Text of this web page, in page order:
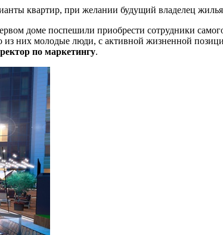
квартир, при желании будущий владелец
доме поспешили приобрести сотрудники
них молодые люди, с активной жизненной
по маркетингу.